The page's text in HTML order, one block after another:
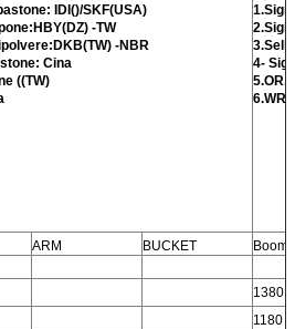
Invia
IDI()/SKF(USA)
-TW
-NBR
Cina
((TW)
4-
5.OR.:
ARM BUCKET
Boom
1380
1180